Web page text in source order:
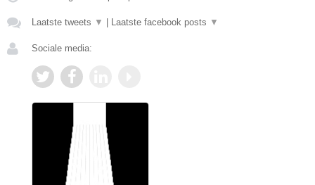
Laatste tweets ▼ Laatste facebook posts ▼
Sociale media: